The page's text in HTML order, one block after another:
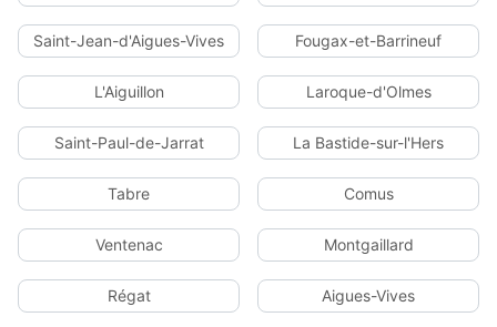
Saint-Jean-d'Aigues-Vives Fougax-et-Barrineuf
L'Aiguillon Laroque-d'Olmes
Saint-Paul-de-Jarrat La Bastide-sur-l'Hers
Tabre Comus
Ventenac Montgaillard
Régat Aigues-Vives